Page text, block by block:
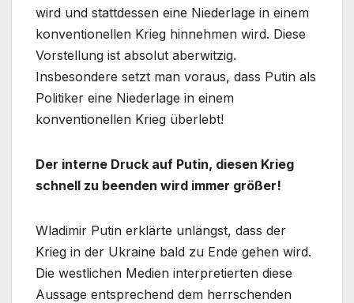
wird und stattdessen eine Niederlage in einem
konventionellen Krieg hinnehmen wird. Diese
Vorstellung ist absolut aberwitzig.
Insbesondere setzt man voraus, dass Putin als
Politiker eine Niederlage in einem
konventionellen Krieg überlebt!
Der interne Druck auf Putin, diesen Krieg
schnell zu beenden wird immer größer!
Wladimir Putin erklärte unlängst, dass der
Krieg in der Ukraine bald zu Ende gehen wird.
Die westlichen Medien interpretierten diese
Aussage entsprechend dem herrschenden